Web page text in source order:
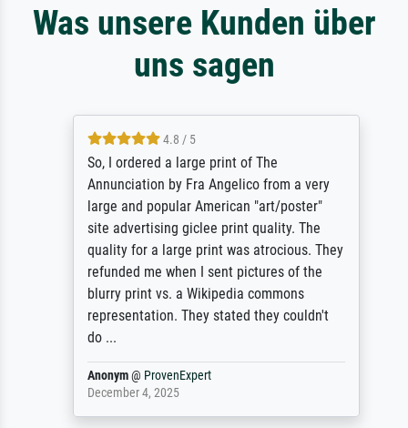
Was unsere Kunden über
uns sagen
4.8 / 5
So, I ordered a large print of The
Annunciation by Fra Angelico from a very
large and popular American "art/poster"
site advertising giclee print quality. The
quality for a large print was atrocious. They
refunded me when I sent pictures of the
blurry print vs. a Wikipedia commons
representation. They stated they couldn't
do ...
Anonym@ProvenExpert
December 4, 2025